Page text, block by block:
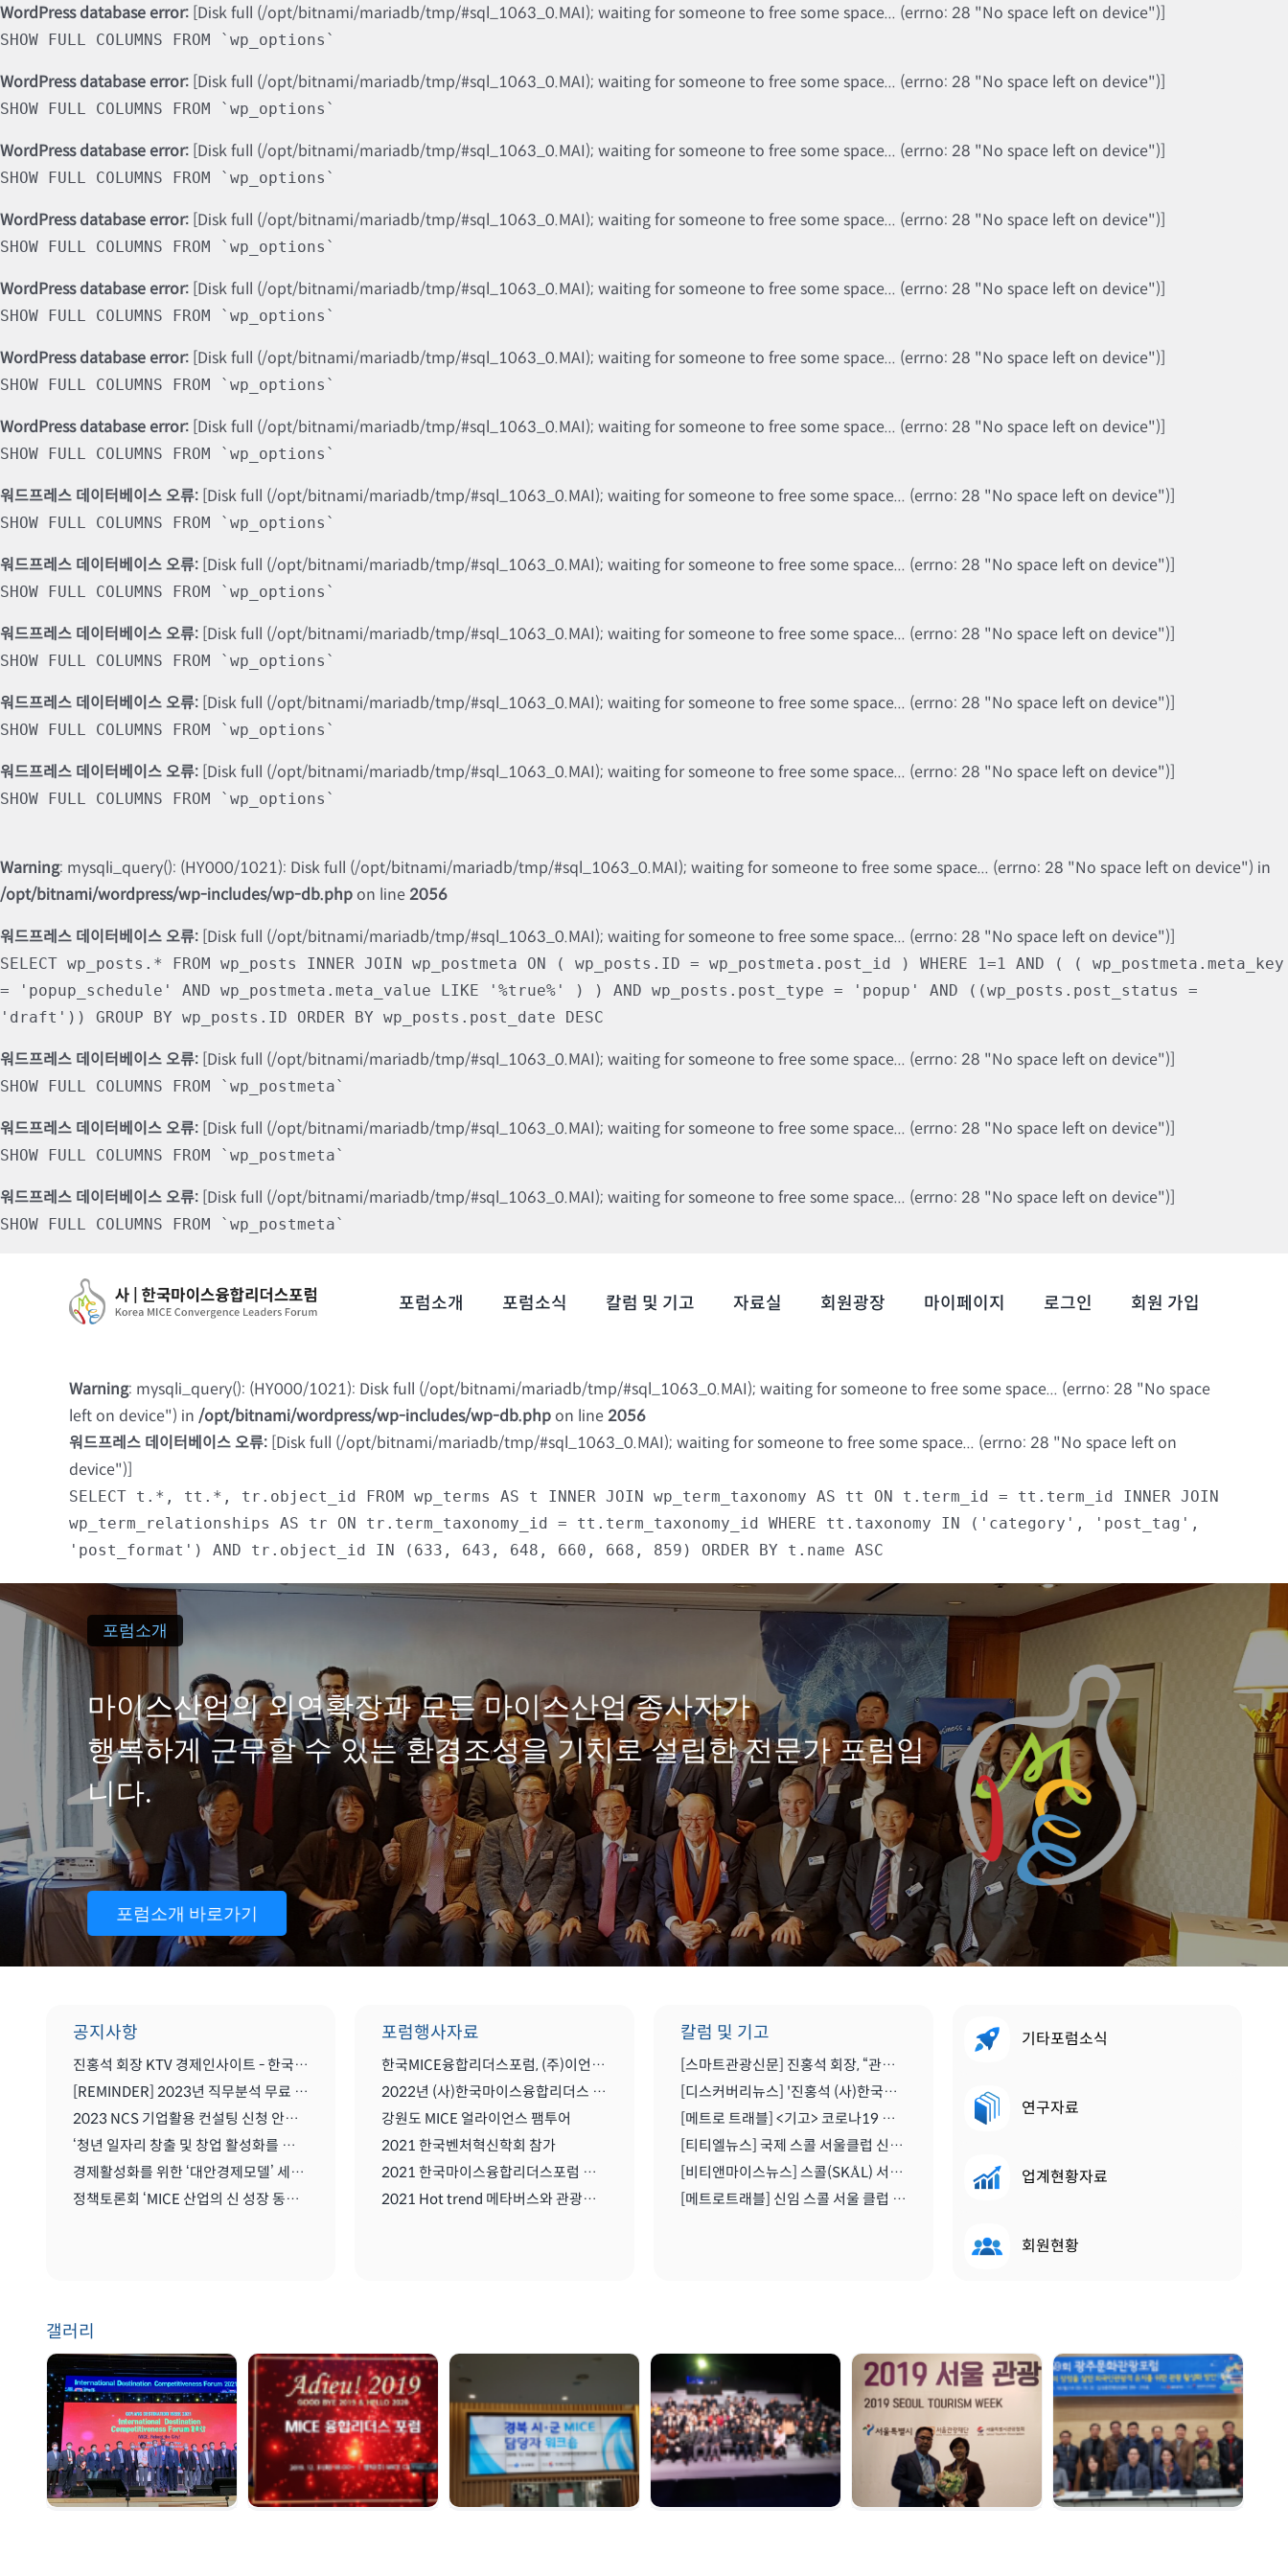
WordPress database error: [Disk full (/opt/bitnami/mariadb/tmp/#sql_1063_0.MAI); waiting for someone to free some space... (errno: 28 "No space left on device")]
SHOW FULL COLUMNS FROM `wp_options`
WordPress database error: [Disk full (/opt/bitnami/mariadb/tmp/#sql_1063_0.MAI); waiting for someone to free some space... (errno: 28 "No space left on device")]
SHOW FULL COLUMNS FROM `wp_options`
WordPress database error: [Disk full (/opt/bitnami/mariadb/tmp/#sql_1063_0.MAI); waiting for someone to free some space... (errno: 28 "No space left on device")]
SHOW FULL COLUMNS FROM `wp_options`
WordPress database error: [Disk full (/opt/bitnami/mariadb/tmp/#sql_1063_0.MAI); waiting for someone to free some space... (errno: 28 "No space left on device")]
SHOW FULL COLUMNS FROM `wp_options`
WordPress database error: [Disk full (/opt/bitnami/mariadb/tmp/#sql_1063_0.MAI); waiting for someone to free some space... (errno: 28 "No space left on device")]
SHOW FULL COLUMNS FROM `wp_options`
WordPress database error: [Disk full (/opt/bitnami/mariadb/tmp/#sql_1063_0.MAI); waiting for someone to free some space... (errno: 28 "No space left on device")]
SHOW FULL COLUMNS FROM `wp_options`
WordPress database error: [Disk full (/opt/bitnami/mariadb/tmp/#sql_1063_0.MAI); waiting for someone to free some space... (errno: 28 "No space left on device")]
SHOW FULL COLUMNS FROM `wp_options`
워드프레스 데이터베이스 오류: [Disk full (/opt/bitnami/mariadb/tmp/#sql_1063_0.MAI); waiting for someone to free some space... (errno: 28 "No space left on device")]
SHOW FULL COLUMNS FROM `wp_options`
워드프레스 데이터베이스 오류: [Disk full (/opt/bitnami/mariadb/tmp/#sql_1063_0.MAI); waiting for someone to free some space... (errno: 28 "No space left on device")]
SHOW FULL COLUMNS FROM `wp_options`
워드프레스 데이터베이스 오류: [Disk full (/opt/bitnami/mariadb/tmp/#sql_1063_0.MAI); waiting for someone to free some space... (errno: 28 "No space left on device")]
SHOW FULL COLUMNS FROM `wp_options`
워드프레스 데이터베이스 오류: [Disk full (/opt/bitnami/mariadb/tmp/#sql_1063_0.MAI); waiting for someone to free some space... (errno: 28 "No space left on device")]
SHOW FULL COLUMNS FROM `wp_options`
워드프레스 데이터베이스 오류: [Disk full (/opt/bitnami/mariadb/tmp/#sql_1063_0.MAI); waiting for someone to free some space... (errno: 28 "No space left on device")]
SHOW FULL COLUMNS FROM `wp_options`
Warning: mysqli_query(): (HY000/1021): Disk full (/opt/bitnami/mariadb/tmp/#sql_1063_0.MAI); waiting for someone to free some space... (errno: 28 "No space left on device") in
/opt/bitnami/wordpress/wp-includes/wp-db.php on line2056
워드프레스 데이터베이스 오류: [Disk full (/opt/bitnami/mariadb/tmp/#sql_1063_0.MAI); waiting for someone to free some space... (errno: 28 "No space left on device")]
SELECT wp_posts.* FROM wp_posts INNER JOIN wp_postmeta ON ( wp_posts.ID = wp_postmeta.post_id ) WHERE 1=1 AND ( ( wp_postmeta.meta_key
= 'popup_schedule' AND wp_postmeta.meta_value LIKE '%true%' ) ) AND wp_posts.post_type = 'popup' AND ((wp_posts.post_status =
'draft')) GROUP BY wp_posts.ID ORDER BY wp_posts.post_date DESC
워드프레스 데이터베이스 오류: [Disk full (/opt/bitnami/mariadb/tmp/#sql_1063_0.MAI); waiting for someone to free some space... (errno: 28 "No space left on device")]
SHOW FULL COLUMNS FROM `wp_postmeta`
워드프레스 데이터베이스 오류: [Disk full (/opt/bitnami/mariadb/tmp/#sql_1063_0.MAI); waiting for someone to free some space... (errno: 28 "No space left on device")]
SHOW FULL COLUMNS FROM `wp_postmeta`
워드프레스 데이터베이스 오류: [Disk full (/opt/bitnami/mariadb/tmp/#sql_1063_0.MAI); waiting for someone to free some space... (errno: 28 "No space left on device")]
SHOW FULL COLUMNS FROM `wp_postmeta`
포럼소개 포럼소식 칼럼 및 기고 자료실 회원광장 마이페이지 로그인 회원 가입
Warning: mysqli_query(): (HY000/1021): Disk full (/opt/bitnami/mariadb/tmp/#sql_1063_0.MAI); waiting for someone to free some space... (errno: 28 "No space
left on device") in /opt/bitnami/wordpress/wp-includes/wp-db.phpon line2056
워드프레스 데이터베이스 오류: [Disk full (/opt/bitnami/mariadb/tmp/#sql_1063_0.MAI); waiting for someone to free some space... (errno: 28 "No space left on
device")]
SELECT t.*, tt.*, tr.object_id FROM wp_terms AS t INNER JOIN wp_term_taxonomy AS tt ON t.term_id = tt.term_id INNER JOIN
wp_term_relationships AS tr ON tr.term_taxonomy_id = tt.term_taxonomy_id WHERE tt.taxonomy IN ('category', 'post_tag',
'post_format') AND tr.object_id IN (633, 643, 648, 660, 668, 859) ORDER BY t.name ASC
포럼소개
마이스산업의 외연확장과 모든 마이스산업 종사자가
행복하게 근무할 수 있는 환경조성을 기치로 설립한 전문가 포럼입
니다.
포럼소개 바로가기
공지사항
진홍석 회장 KTV 경제인사이트 - 한국 마이스를 말하다
[REMINDER] 2023년 직무분석 무료 컨설팅
2023 NCS 기업활용 컨설팅 신청 안내(무료)
‘청년 일자리 창출 및 창업 활성화를 위한 MICE산업 글로벌화를 위한 세미나'
경제활성화를 위한 ‘대안경제모델’ 세미나
정책토론회 ‘MICE 산업의 신 성장 동력: 협회/단체 관리 및 복합리조트 산업’
포럼행사자료
한국MICE융합리더스포럼, (주)이언컨설팅그룹과 MOU(업무협약) 체결식
2022년 (사)한국마이스융합리더스 포럼 송년 세미나 공유
강원도 MICE 얼라이언스 팸투어
2021 한국벤처혁신학회 참가
2021 한국마이스융합리더스포럼 온라인 세미나 I 2021.08..11
2021 Hot trend 메타버스와 관광산업 I 2021.08.11
칼럼 및 기고
[스마트관광신문] 진홍석 회장, “관광·MICE산업을 바라보는 가치의 전환을 위해 노력이 필요한 시기” | 2021.04.29
[디스커버리뉴스] '진홍석 (사)한국마이스융합리더스포럼 회장',"코로나를 또다른 기회로" | 2020.07.06
[메트로 트래블] <기고> 코로나19 이후 지속가능한 관광마이스산업과 'MICE 5.0' | 2020.06.28
[티티엘뉴스] 국제 스콜 서울클럽 신임 회장에 진홍석 (사)한국마이스융합리더스포럼 회장 | 2019.12.13
[비티앤마이스뉴스] 스콜(SKÅL) 서울 클럽, 2020년 한 해 동안 이끌 새 임원진 구성하다 | 2019.12.13
[메트로트래블] 신임 스콜 서울 클럽 회장에 진홍석 한국마이스융합리더스포럼회장 선출 | 2019.12.22
기타포럼소식
연구자료
업계현황자료
회원현황
갤러리
GDW 2021 | 2021.
08. 25
송년회 | 2019. 12. 31
경북시군 마이스 담당
자 워크숍 | 2019. 12.
16
여수 마이스육성포럼 |
2019. 12. 05
서울관광대상 수상 |
2019. 12. 04
광주문화관광포럼 |
2019. 11. 18